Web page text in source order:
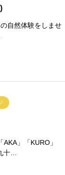
自然体験をしませ
」「KURO」
十…